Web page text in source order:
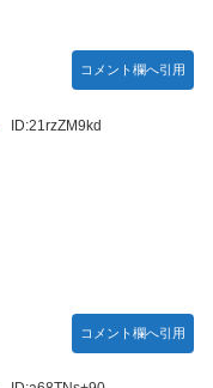
コメント欄へ引用
ID:21rzZM9kd
コメント欄へ引用